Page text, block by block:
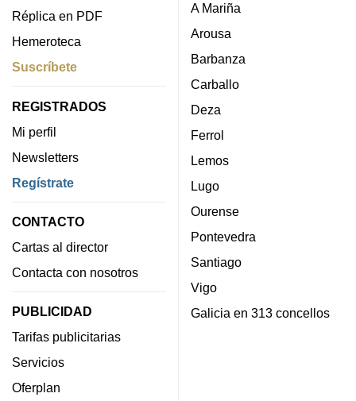
Réplica en PDF
Hemeroteca
Suscríbete
REGISTRADOS
Mi perfil
Newsletters
Regístrate
CONTACTO
Cartas al director
Contacta con nosotros
PUBLICIDAD
Tarifas publicitarias
Servicios
Oferplan
A Mariña
Arousa
Barbanza
Carballo
Deza
Ferrol
Lemos
Lugo
Ourense
Pontevedra
Santiago
Vigo
Galicia en 313 concellos